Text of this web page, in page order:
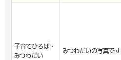
子育てひろば・
みつわだい
みつわだいの写真です